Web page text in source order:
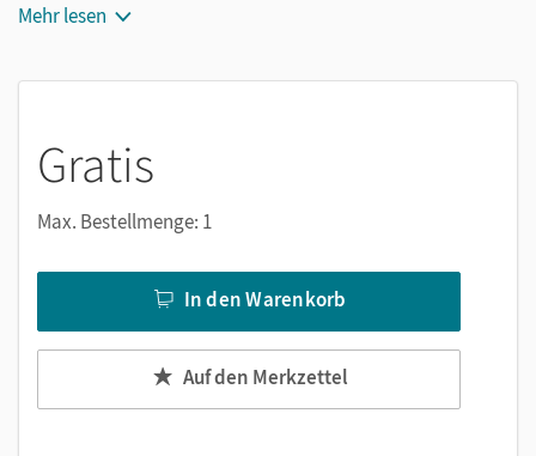
Notiz- und Markierungsmöglichkeit
Notizen erstellen
Markierungen setzen
Suchen im Text
Zoomen
Mehr lesen
Gratis
Max. Bestellmenge: 1
In den Warenkorb
Auf den Merkzettel